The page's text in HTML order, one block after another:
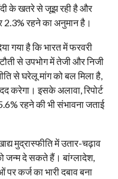
के खतरे से जूझ रही है और
रहने का अनुमान है।
गया है कि भारत में फरवरी
से उपभोग में तेजी और निजी
से घरेलू मांग को बल मिला है,
करेगा। इसके अलावा, रिपोर्ट
रहने की भी संभावना जताई
मुद्रास्फीति में उतार-चढ़ाव
जन्म दे सकते हैं। बांग्लादेश,
कर्ज का भारी दबाव बना